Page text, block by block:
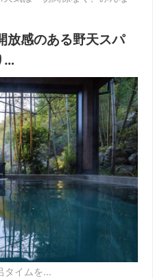
感のある野天スパ
…
タイムを…